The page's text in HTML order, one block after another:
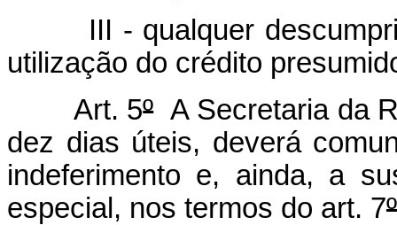
III - qualquer
utilização do crédito
Art. 5ºA Secretaria da
dez dias úteis, deverá
indeferimento e, ainda, a
especial, nos termos do art. 7º